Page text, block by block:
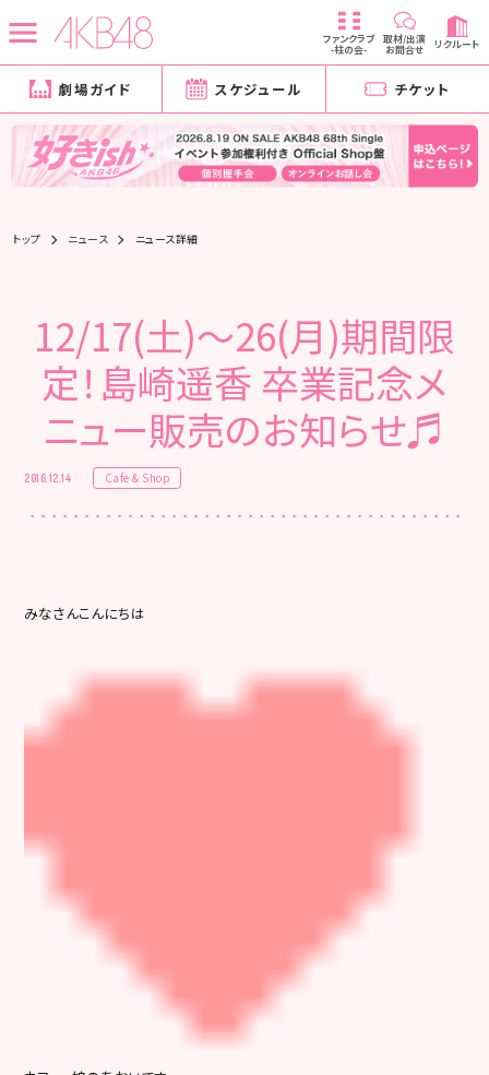
ファンクラブ
-柱の会-
取材/出演
お問合せ リクルート
劇場ガイド スケジュール チケット
トップ ニュース ニュース詳細
12/17(土)～26(月)期間限
定！島崎遥香 卒業記念メ
ニュー販売のお知らせ♬
2016.12.14 Cafe & Shop
みなさんこんにちは